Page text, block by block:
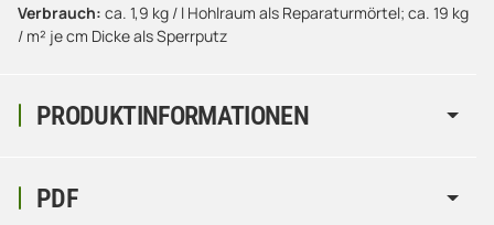
PRODUKTINFORMATIONEN
Verbrauch: ca. 1,9 kg / l Hohlraum als Reparaturmörtel; ca. 19 kg
/ m² je cm Dicke als Sperrputz
PDF